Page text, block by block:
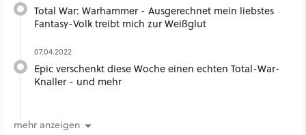
Total War: Warhammer - Ausgerechnet mein liebstes
Fantasy-Volk treibt mich zur Weißglut
07.04.2022
Epic verschenkt diese Woche einen echten Total-War-
Knaller - und mehr
mehr anzeigen